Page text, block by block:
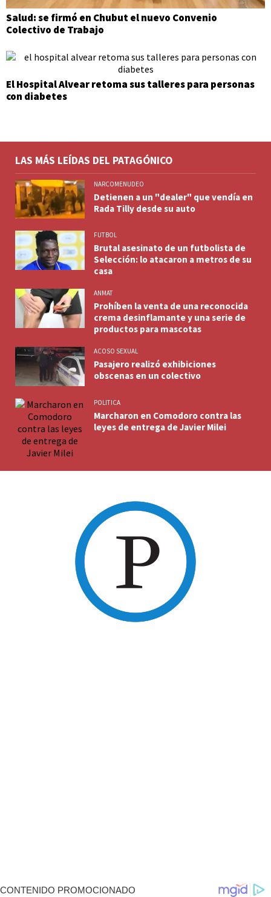
Salud: se firmó en Chubut el nuevo Convenio
Colectivo de Trabajo
El Hospital Alvear retoma sus talleres para personas
con diabetes
LAS MÁS LEÍDAS DEL PATAGÓNICO
NARCOMENUDEO
Detienen a un "dealer" que vendía en
Rada Tilly desde su auto
FUTBOL
Brutal asesinato de un futbolista de
Selección: lo atacaron a metros de su
casa
ANMAT
Prohíben la venta de una reconocida
crema desinflamante y una serie de
productos para mascotas
ACOSO SEXUAL
Pasajero realizó exhibiciones
obscenas en un colectivo
POLITICA
Marcharon en Comodoro contra las
leyes de entrega de Javier Milei